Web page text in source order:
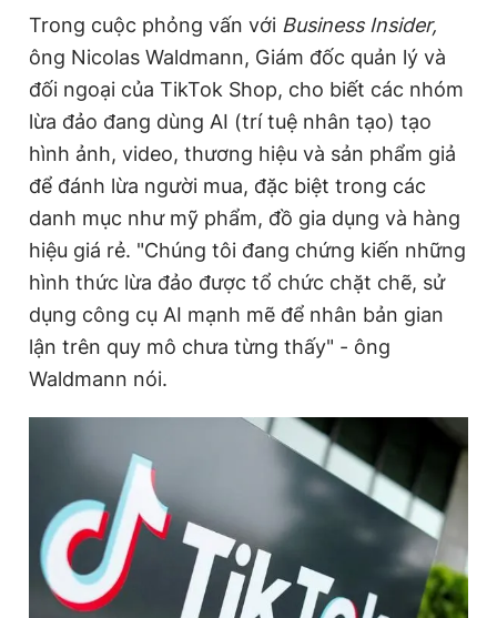
Sản phẩm khác
Tiện ích Bạn cần biết
Thông tin tòa soạn Liên hệ quảng cáo
Đọc Thanh Niên trên điện thoại
Hotline
0906 645 777
Liên hệ quảng cáo
0908 780 404
Đặt báo Quảng cáo RSS Tòa soạn Chính sách bảo
Trong cuộc phỏng vấn với Business Insider,
ông Nicolas Waldmann, Giám đốc quản lý và
đối ngoại của TikTok Shop, cho biết các nhóm
lừa đảo đang dùng AI (trí tuệ nhân tạo) tạo
hình ảnh, video, thương hiệu và sản phẩm giả
để đánh lừa người mua, đặc biệt trong các
danh mục như mỹ phẩm, đồ gia dụng và hàng
hiệu giá rẻ. "Chúng tôi đang chứng kiến những
hình thức lừa đảo được tổ chức chặt chẽ, sử
dụng công cụ AI mạnh mẽ để nhân bản gian
lận trên quy mô chưa từng thấy" - ông
Waldmann nói.